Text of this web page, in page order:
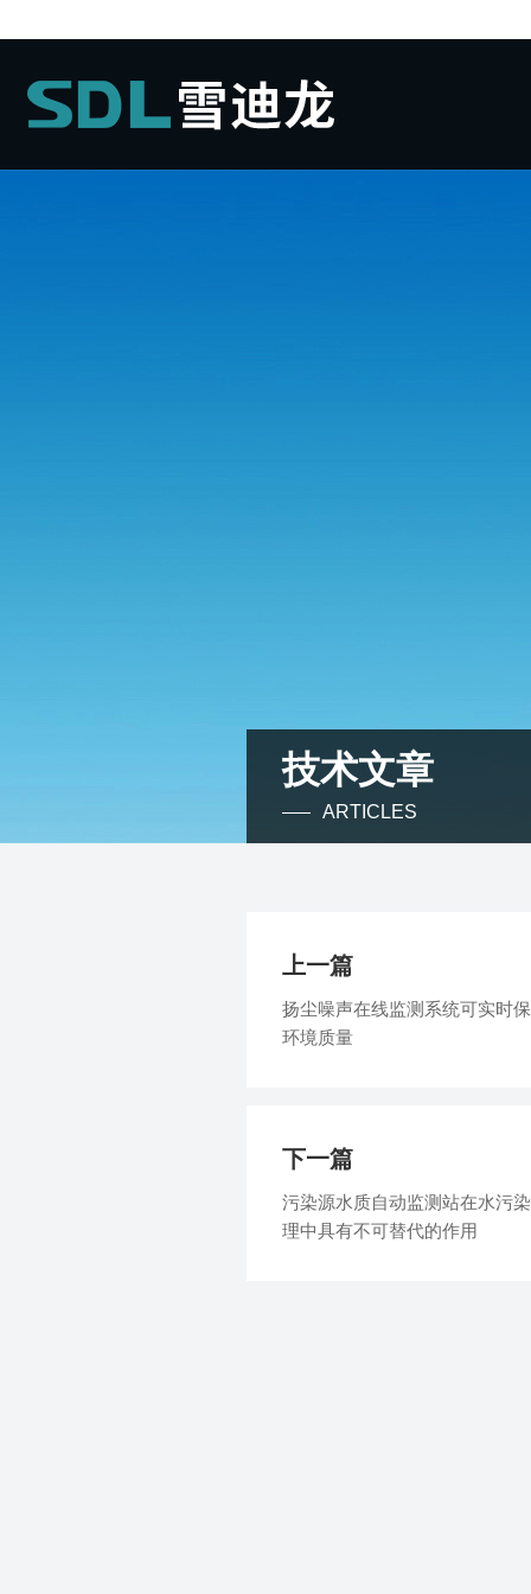
技术文章
ARTICLES
上一篇
扬尘噪声在线监测系统可实时
环境质量
下一篇
污染源水质自动监测站在水污
理中具有不可替代的作用